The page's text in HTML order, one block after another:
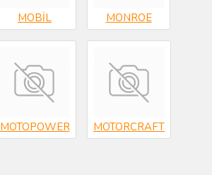
MOBİL MONROE
MOTOPOWER MOTORCRAFT